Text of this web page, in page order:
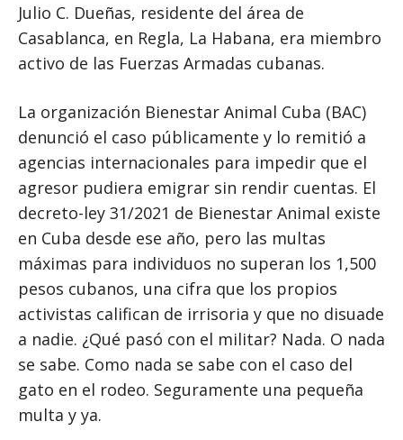
Julio C. Dueñas, residente del área de
Casablanca, en Regla, La Habana, era miembro
activo de las Fuerzas Armadas cubanas.
La organización Bienestar Animal Cuba (BAC)
denunció el caso públicamente y lo remitió a
agencias internacionales para impedir que el
agresor pudiera emigrar sin rendir cuentas. El
decreto-ley 31/2021 de Bienestar Animal existe
en Cuba desde ese año, pero las multas
máximas para individuos no superan los 1,500
pesos cubanos, una cifra que los propios
activistas califican de irrisoria y que no disuade
a nadie. ¿Qué pasó con el militar? Nada. O nada
se sabe. Como nada se sabe con el caso del
gato en el rodeo. Seguramente una pequeña
multa y ya.